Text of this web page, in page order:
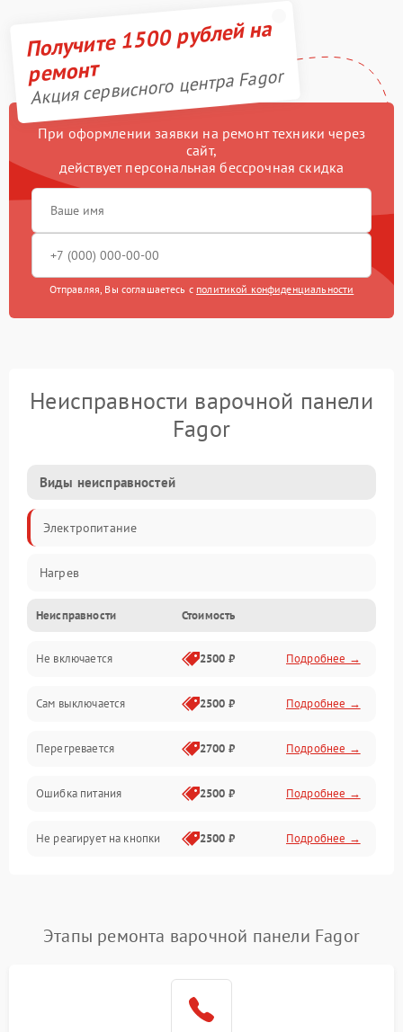
Получите 1500 рублей на
ремонт
Акция сервисного центра Fagor
При оформлении заявки на ремонт техники через
сайт,
действует персональная бессрочная скидка
Отправляя, Вы соглашаетесь с политикой конфиденциальности
Неисправности варочной панели
Fagor
Виды неисправностей
Электропитание
Нагрев
Неисправности Стоимость
Не включается 2500 ₽ Подробнее →
Сам выключается 2500 ₽ Подробнее →
Перегревается 2700 ₽ Подробнее →
Ошибка питания 2500 ₽ Подробнее →
Не реагирует на кнопки 2500 ₽ Подробнее →
Этапы ремонта варочной панели Fagor